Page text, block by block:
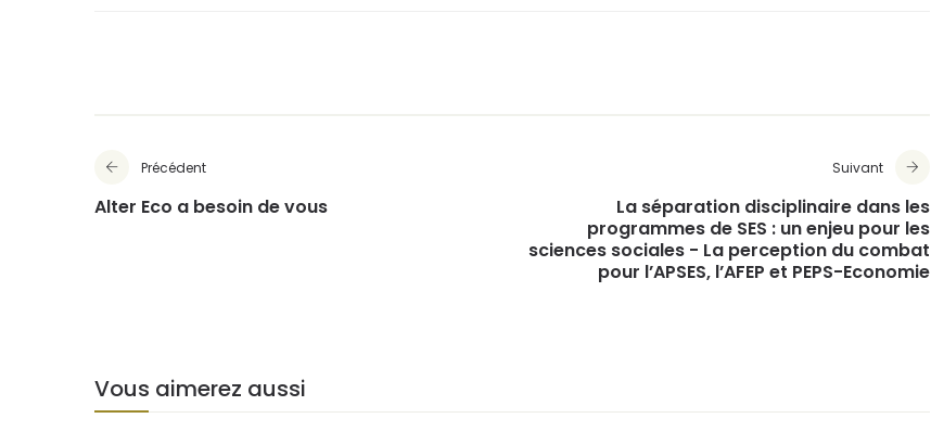
Précédent
Alter Eco a besoin de vous
Suivant
La séparation disciplinaire dans les
programmes de SES : un enjeu pour les
sciences sociales - La perception du combat
pour l’APSES, l’AFEP et PEPS-Economie
Vous aimerez aussi